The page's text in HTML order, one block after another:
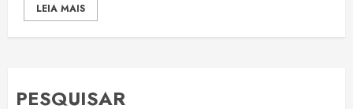
LEIA MAIS
PESQUISAR